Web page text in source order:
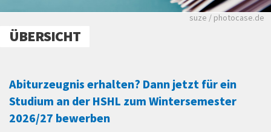
Viele Zeitungen.
suze / photocase.de
ÜBERSICHT
Abiturzeugnis erhalten? Dann jetzt für ein
Studium an der HSHL zum Wintersemester
2026/27 bewerben